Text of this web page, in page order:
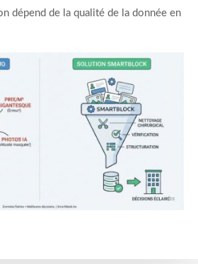
dépend de la qualité de la donnée en